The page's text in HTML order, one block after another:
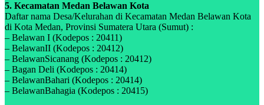
5. Kecamatan Medan Belawan Kota
Daftar nama Desa/Kelurahan di Kecamatan Medan Belawan Kota
di Kota Medan, Provinsi Sumatera Utara (Sumut) :
– Belawan I (Kodepos : 20411)
– BelawanII (Kodepos : 20412)
– BelawanSicanang (Kodepos : 20412)
– Bagan Deli (Kodepos : 20414)
– BelawanBahari (Kodepos : 20414)
– BelawanBahagia (Kodepos : 20415)